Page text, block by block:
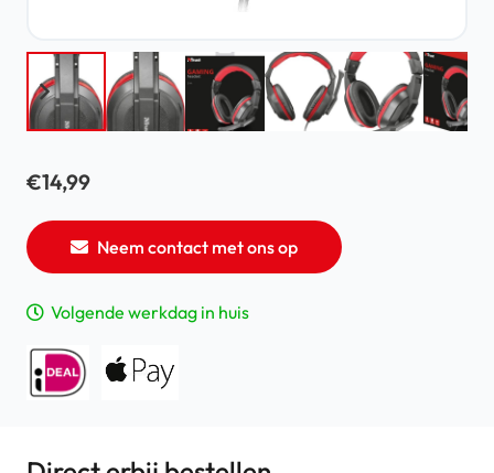
€14,99
Neem contact met ons op
Volgende werkdag in huis